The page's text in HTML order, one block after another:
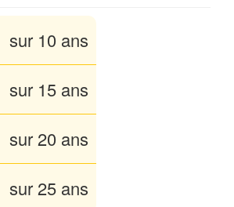
sur 10 ans
sur 15 ans
sur 20 ans
sur 25 ans